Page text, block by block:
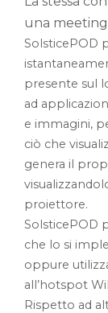
una
SolsticePOD
presente sul
ad
e immagini,
ciò che
genera il
proiettore.
SolsticePOD
che lo si
oppure
all’hotspot
Rispetto ad